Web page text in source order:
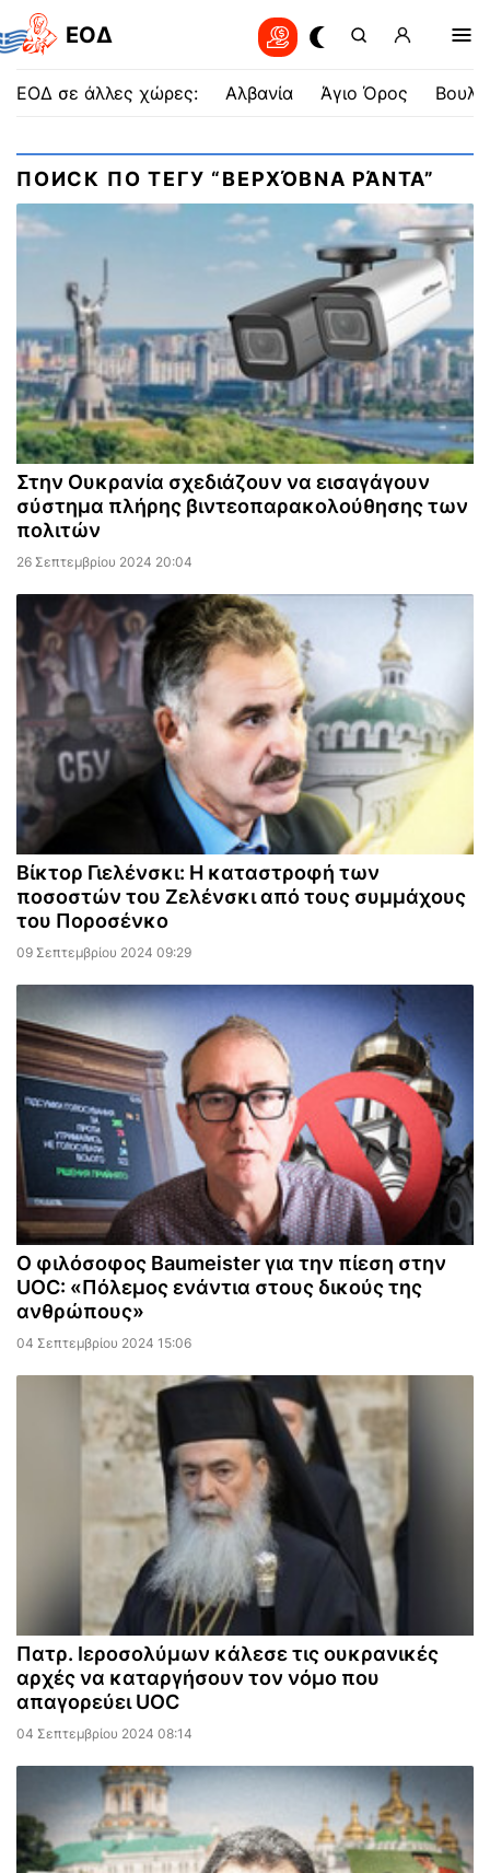
EOΔ
ΕΟΔ σε άλλες χώρες: Αλβανία Άγιο Όρος
ПОИСК ПО ТЕГУ “ΒΕΡΧΌΒΝΑ ΡΆΝΤΑ”
Στην Ουκρανία σχεδιάζουν να εισαγάγουν
σύστημα πλήρης βιντεοπαρακολούθησης των
πολιτών
26 Σεπτεμβρίου 2024 20:04
Βίκτορ Γιελένσκι: Η καταστροφή των
ποσοστών του Ζελένσκι από τους συμμάχους
του Ποροσένκο
09 Σεπτεμβρίου 2024 09:29
Ο φιλόσοφος Baumeister για την πίεση στην
UOC: «Πόλεμος ενάντια στους δικούς της
ανθρώπους»
04 Σεπτεμβρίου 2024 15:06
Πατρ. Ιεροσολύμων κάλεσε τις ουκρανικές
αρχές να καταργήσουν τον νόμο που
απαγορεύει UOC
04 Σεπτεμβρίου 2024 08:14